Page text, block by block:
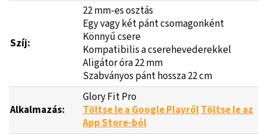
Szíj:
22 mm-es osztás
Egy vagy két pánt csomagonként
Könnyű csere
Kompatibilis a cserehevederekkel
Aligátor óra 22 mm
Szabványos pánt hossza 22 cm
Alkalmazás:
Glory Fit Pro
Töltse le a Google PlayrőlTöltse le az
App Store-ból